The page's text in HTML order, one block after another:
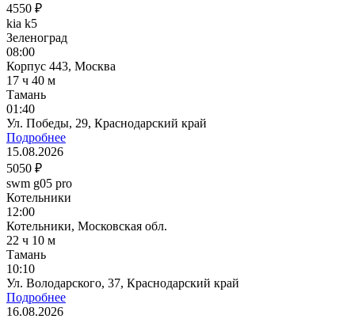
4550 ₽
kia k5
Зеленоград
08:00
Корпус 443, Москва
17 ч 40 м
Тамань
01:40
Ул. Победы, 29, Краснодарский край
Подробнее
15.08.2026
5050 ₽
swm g05 pro
Котельники
12:00
Котельники, Московская обл.
22 ч 10 м
Тамань
10:10
Ул. Володарского, 37, Краснодарский край
Подробнее
16.08.2026